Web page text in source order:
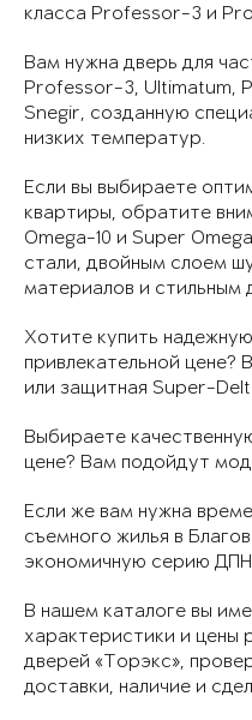
класса Professor-3 и
Вам нужна дверь для
Professor-3, Ultimatum,
Snegir, созданную
низких температур.
Если вы выбираете
квартиры, обратите
Omega-10 и Super
стали, двойным слоем
материалов и стильным
Хотите купить
привлекательной цене?
или защитная Super-
Выбираете
цене? Вам подойдут
Если же вам нужна
съемного жилья в
экономичную серию
В нашем каталоге вы
характеристики и цены
дверей «Торэкс»,
доставки, наличие и